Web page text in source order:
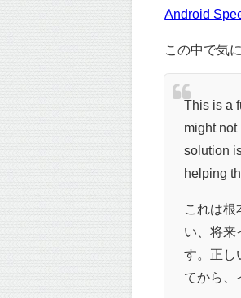
Android
この中で気
This is a
might not
solution
helping
これは根
い、将来
す。正し
てから、